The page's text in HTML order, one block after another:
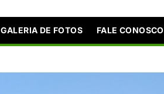
GALERIA DE FOTOS FALE CONOSCO